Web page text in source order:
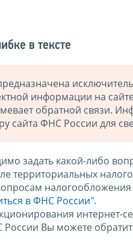
в тексте
информации на
обратной связи.
сайта ФНС России для
задать какой-либо
территориальных
в ФНС России".
интернет-
Вы можете